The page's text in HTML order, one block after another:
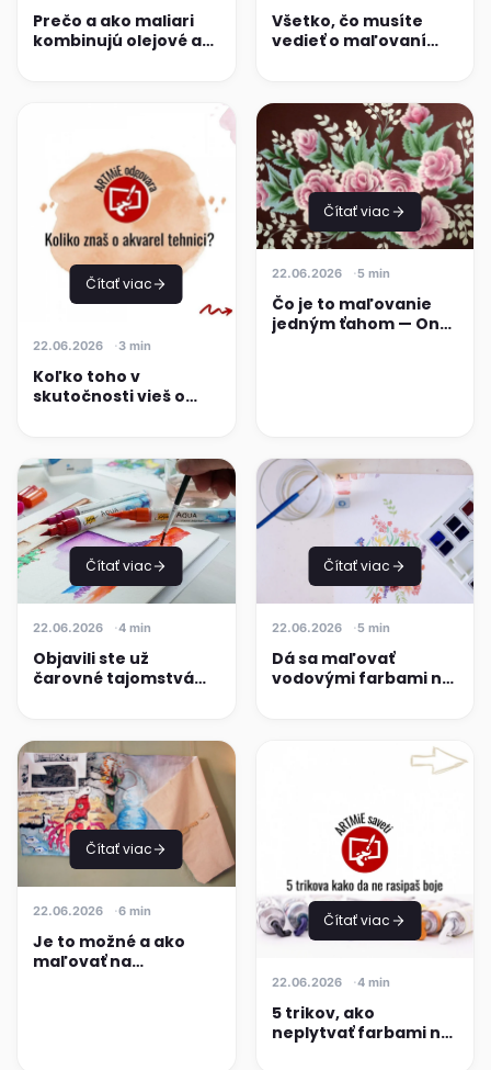
Prečo a ako maliari
kombinujú olejové a
Všetko, čo musíte
vedieť o maľovaní
Čítať viac
22.06.2026 3 min
Koľko toho v
skutočnosti vieš o
Čítať viac
22.06.2026 5 min
Čo je to maľovanie
jedným ťahom — One
Čítať viac
22.06.2026 4 min
Objavili ste už
čarovné tajomstvá
Čítať viac
22.06.2026 5 min
Dá sa maľovať
vodovými farbami na
Čítať viac
22.06.2026 6 min
Je to možné a ako
maľovať na
Čítať viac
22.06.2026 4 min
5 trikov, ako
neplytvať farbami na